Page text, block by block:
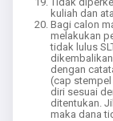
kuliah dan
Bagi calon
melakukan
tidak lulus
dengan
(cap
diri sesuai
ditentukan.
maka dana